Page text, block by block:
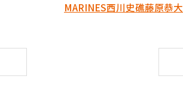
MARINES西川史礁藤原恭大